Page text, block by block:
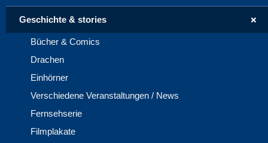
+
Geschichte & stories
Bücher & Comics
Drachen
Einhörner
Verschiedene Veranstaltungen / News
Fernsehserie
Filmplakate